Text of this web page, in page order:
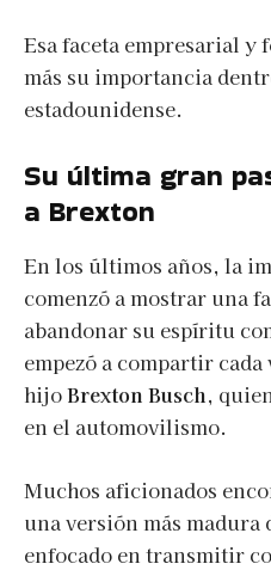
Esa faceta empresarial
más su importancia
estadounidense.
Su última gran
a Brexton
En los últimos años, la
comenzó a mostrar una
abandonar su espíritu
empezó a compartir cada
hijoBrexton Busch,
en el automovilismo.
Muchos aficionados
una versión más madura
enfocado en transmitir